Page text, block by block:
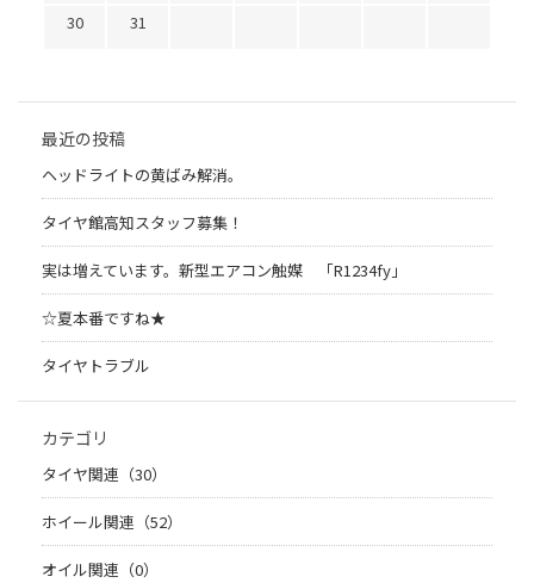
30
31
最近の投稿
ヘッドライトの黄ばみ解消。
タイヤ館高知スタッフ募集！
実は増えています。新型エアコン触媒 「R1234fy」
☆夏本番ですね★
タイヤトラブル
カテゴリ
タイヤ関連（30）
ホイール関連（52）
オイル関連（0）